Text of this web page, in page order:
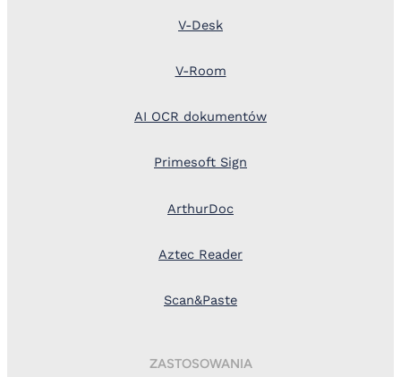
V-Desk
V-Room
AI OCR dokumentów
Primesoft Sign
ArthurDoc
Aztec Reader
Scan&Paste
ZASTOSOWANIA